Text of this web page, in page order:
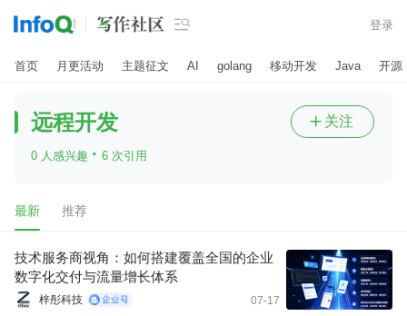
 登录
首页 月更活动 主题征文 AI golang 移动开发 Java 开源
远程开发
0 人感兴趣 · 6 次引用
 关注
最新 推荐
技术服务商视角：如何搭建覆盖全国的企业
数字化交付与流量增长体系
梓彤科技 07-17